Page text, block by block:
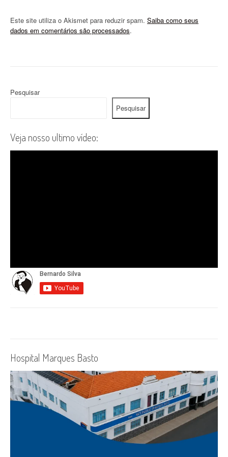
Este site utiliza o Akismet para reduzir spam. Saiba como seus
dados em comentários são processados.
Pesquisar
Pesquisar
Veja nosso ultimo vídeo:
Hospital Marques Basto